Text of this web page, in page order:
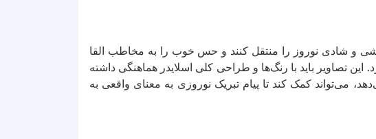
و شادی نوروز را منتقل کنند و حس خوب را به مخاطب القا
تصاویر باید با رنگ‌ها و طراحی کلی اسلایدر هماهنگی داشته
می‌تواند کمک کند تا پیام تبریک نوروزی به معنای واقعی به